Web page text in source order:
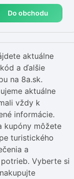
Do obchodu
aktuálne
a ďalšie
na 8a.sk.
aktuálne
vždy k
informácie.
kupóny môžete
turistického
a
Vyberte si